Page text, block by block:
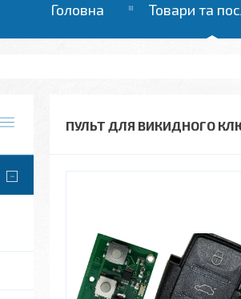
Головна Товари та
ПУЛЬТ ДЛЯ ВИКИДНОГО